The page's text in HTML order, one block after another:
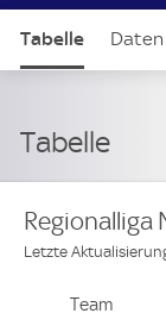
Tabelle Daten
Tabelle
Regionalliga
Letzte
PlatzTeam